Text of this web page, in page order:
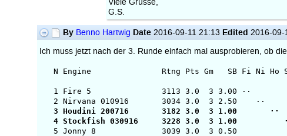
G.S.
By Benno Hartwig Date 2016-09-11 21:13 Edited 2016-09-
Ich muss jetzt nach der 3. Runde einfach mal ausprobieren, ob
N Engine Rtng Pts Gm SB Fi Ni Ho St Jo La Gi
1 Fire 5
2 Nirvana
3 Houdini
4 Stockfish
5 Jonny 8